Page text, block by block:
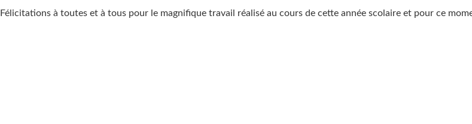
Félicitations à toutes et à tous pour le magnifique travail réalisé au cours de cette année scolaire et pour ce